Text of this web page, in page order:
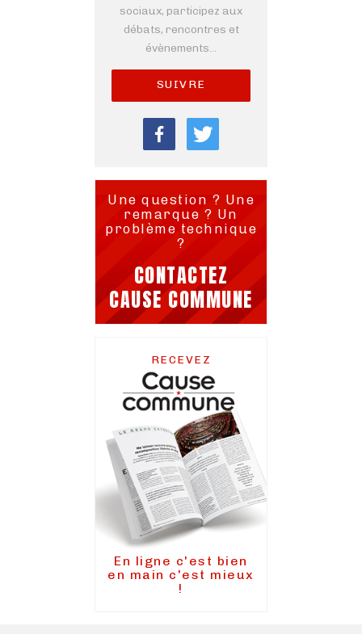
sociaux, participez aux
débats, rencontres et
évènements...
SUIVRE
Une question ? Une
remarque ? Un
problème technique
?
CONTACTEZ
CAUSE COMMUNE
RECEVEZ
En ligne c'est bien
en main c'est mieux
!